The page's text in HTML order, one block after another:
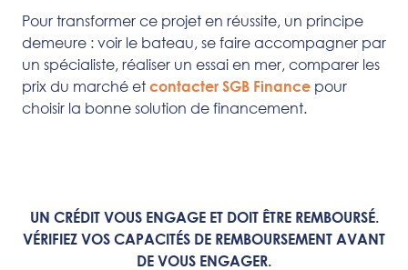
Pour transformer ce projet en réussite, un principe
demeure : voir le bateau, se faire accompagner par
un spécialiste, réaliser un essai en mer, comparer les
prix du marché et contacter SGB Finance pour
choisir la bonne solution de financement.
UN CRÉDIT VOUS ENGAGE ET DOIT ÊTRE REMBOURSÉ.
VÉRIFIEZ VOS CAPACITÉS DE REMBOURSEMENT AVANT
DE VOUS ENGAGER.